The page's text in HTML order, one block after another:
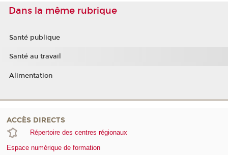
Dans la même rubrique
Santé publique
Santé au travail
Alimentation
ACCÈS DIRECTS
Répertoire des centres régionaux
Espace numérique de formation